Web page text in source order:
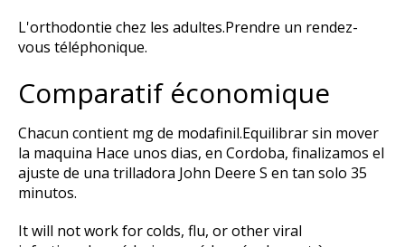
L'orthodontie chez les adultes.Prendre un rendez-
vous téléphonique.
Comparatif économique
Chacun contient mg de modafinil.Equilibrar sin mover
la maquina Hace unos dias, en Cordoba, finalizamos el
ajuste de una trilladora John Deere S en tan solo 35
minutos.
It will not work for colds, flu, or other viral